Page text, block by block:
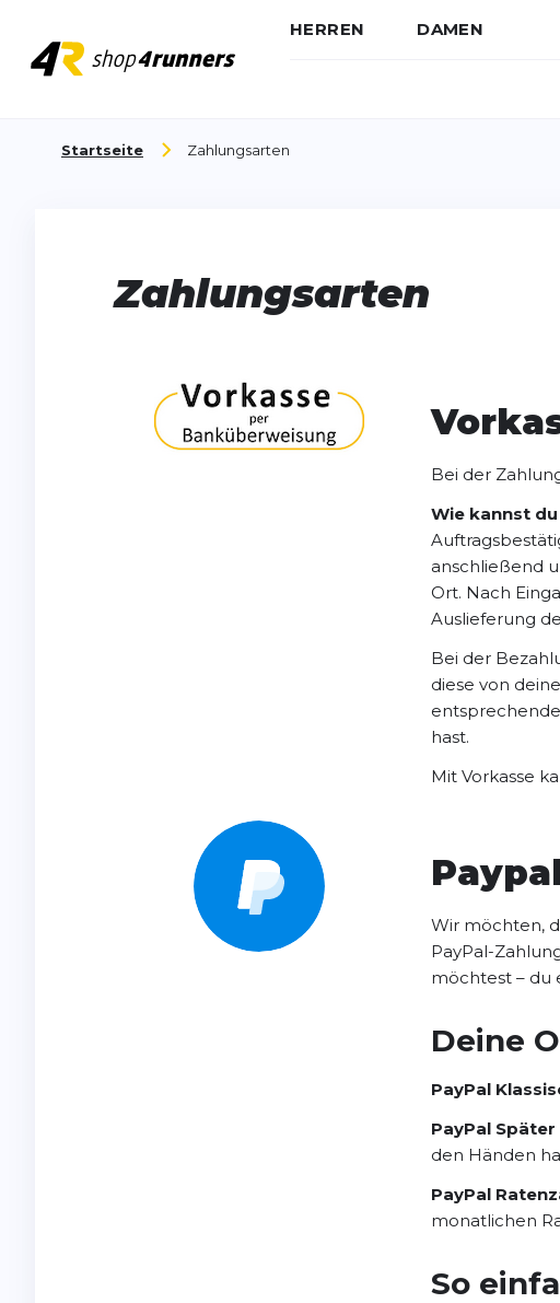
HERREN DAMEN
Startseite Zahlungsarten
Zahlungsarten
Bei der
Wie kannst
anschließend
Ort. Nach
Auslieferung
Bei der
diese von
hast.
Mit Vorkasse
Wir möchten,
PayPal-
möchtest – du
Deine
PayPal
PayPal
den Händen
PayPal
monatlichen
So